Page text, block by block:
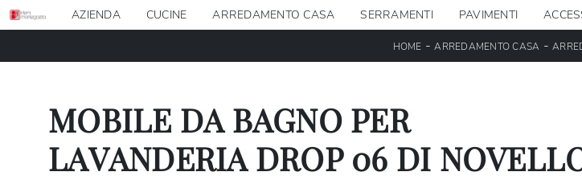
AZIENDA CUCINE ARREDAMENTO CASA SERRAMENTI PAVIMENTI
HOME -ARREDAMENTO CASA -
MOBILE DA BAGNO PER
LAVANDERIA DROP 06 DI